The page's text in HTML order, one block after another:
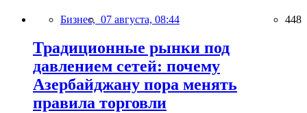
Бизнес, 07 августа, 08:44 448
Традиционные рынки под
давлением сетей: почему
Азербайджану пора менять
правила торговли